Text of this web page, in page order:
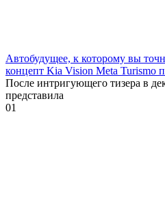
Автобудущее, к которому вы
концепт Kia Vision Meta Turismo
После интригующего тизера в
представила
01